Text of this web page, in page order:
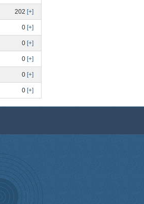
202 [+]
0 [+]
0 [+]
0 [+]
0 [+]
0 [+]